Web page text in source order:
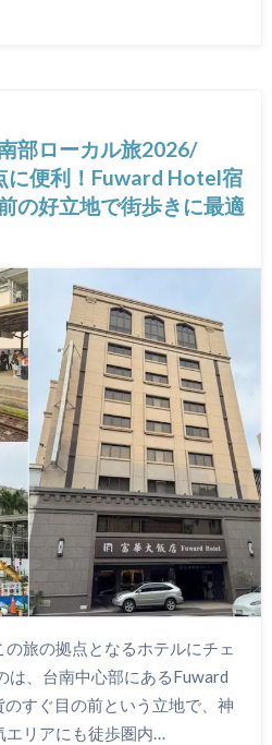
部ローカル旅2026/
に便利！Fuward Hotel宿
の好立地で街歩きに最適
旅の拠点となるホテルにチェ
は、台南中心部にあるFuward
すぐ目の前という立地で、神
エリアにも徒歩圏内…